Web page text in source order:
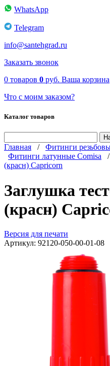
WhatsApp
Telegram
info@santehgrad.ru
Заказать звонок
0 товаров 0 руб. Ваша корзина
Что с моим заказом?
Каталог товаров
Главная / Фитинги
Фитинги латунные Comisa
(красн) Capricorn
Заглушка
(красн)
Версия для печати
Артикул: 92120-050-00-01-08